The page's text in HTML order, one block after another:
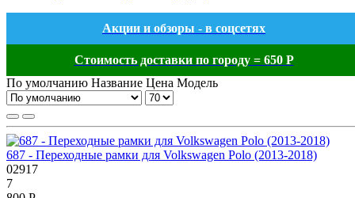
Акции и обзоры - в соцсетях
Стоимость доставки по городу = 650 Р
По умолчанию Название Цена Модель
687 - Переходные рамки для Volkswagen Polo (2013-2018)
02917
7